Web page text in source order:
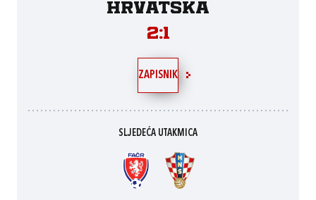
Hrvatska
2:1
ZAPISNIK
SLJEDEĆA UTAKMICA